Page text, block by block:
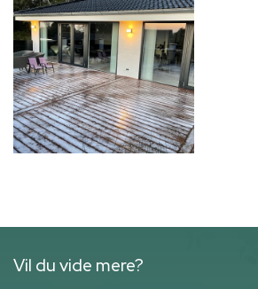
Vil du vide mere?